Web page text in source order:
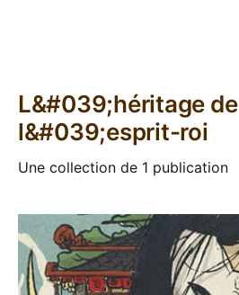
L&#039;héritage de
l&#039;esprit-roi
Une collection de 1 publication